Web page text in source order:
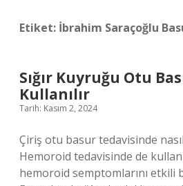
Etiket: İbrahim Saraçoğlu
Sığır Kuyruğu Otu
Kullanılır
Tarih: Kasım 2, 2024
Çiriş otu basur tedavisinde
Hemoroid tedavisinde de
hemoroid semptomlarını etkili